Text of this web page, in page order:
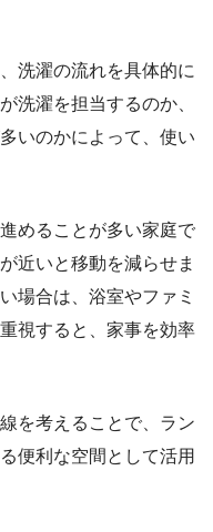
洗濯の流れを具体的に
洗濯を担当するのか、
いのかによって、使い
めることが多い家庭で
近いと移動を減らせま
場合は、浴室やファミ
視すると、家事を効率
を考えることで、ラン
便利な空間として活用